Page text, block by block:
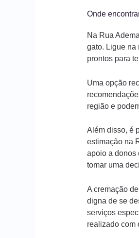
Onde
Na Rua
gato. Ligue na
prontos para
Uma opção
região e
Além disso, é
estimação na
apoio a donos
tomar uma
A cremação
digna de se
serviços
realizado com